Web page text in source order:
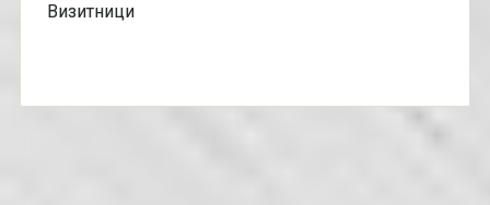
Визитници